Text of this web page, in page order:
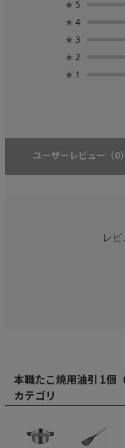
★ 5
★ 4
★ 3
★ 2
★ 1
ユーザーレビュー （0）
レビ
本職たこ焼用油引 1個
カテゴリ